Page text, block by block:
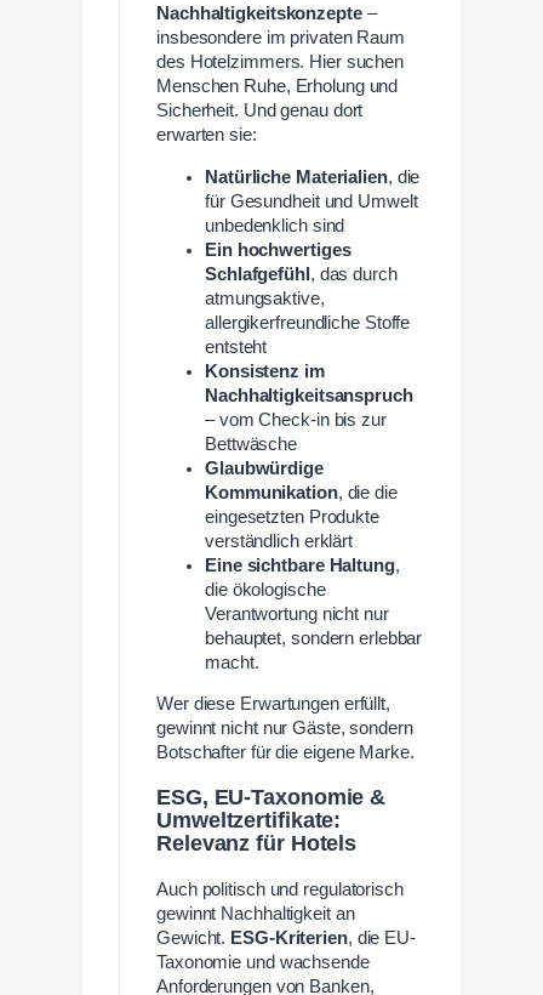
Nachhaltigkeitskonzepte–
insbesondere im privaten Raum
des Hotelzimmers. Hier suchen
Menschen Ruhe, Erholung und
Sicherheit. Und genau dort
erwarten sie:
Natürliche Materialien, die
für Gesundheit und Umwelt
unbedenklich sind
Ein hochwertiges
Schlafgefühl , das durch
atmungsaktive,
allergikerfreundliche Stoffe
entsteht
Konsistenz im
Nachhaltigkeitsanspruch
– vom Check-in bis zur
Bettwäsche
Glaubwürdige
Kommunikation, die die
eingesetzten Produkte
verständlich erklärt
Eine sichtbare Haltung,
die ökologische
Verantwortung nicht nur
behauptet, sondern erlebbar
macht.
Wer diese Erwartungen erfüllt,
gewinnt nicht nur Gäste, sondern
Botschafter für die eigene Marke.
ESG, EU-Taxonomie &
Umweltzertifikate:
Relevanz für Hotels
Auch politisch und regulatorisch
gewinnt Nachhaltigkeit an
Gewicht. ESG-Kriterien, die EU-
Taxonomie und wachsende
Anforderungen von Banken,